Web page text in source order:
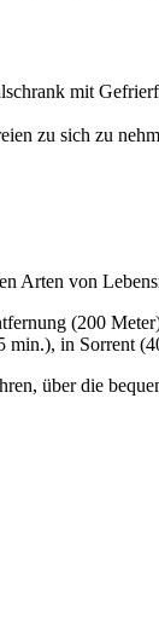
mit
zu sich zu
Arten von
(200
min.), in Sorrent
über die